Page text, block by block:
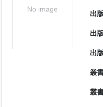
No image
出
出
出
叢
叢